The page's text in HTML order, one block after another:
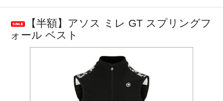
【半額】アソス ミレ GT スプリングフ
ォール ベスト